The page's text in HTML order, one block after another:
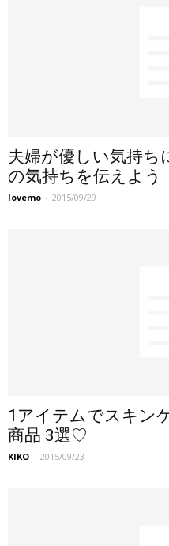
夫婦が優しい気持ち
の気持ちを伝えよう
lovemo - 2015/09/29
1アイテムでスキン
商品 3選♡
KIKO - 2015/09/23